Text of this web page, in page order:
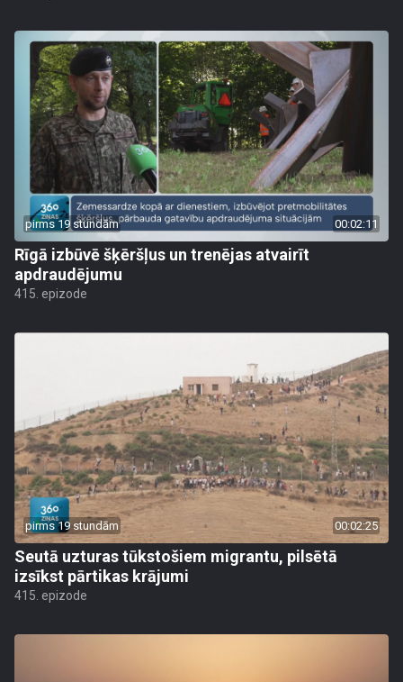
pirms 19 stundām 00:02:11
Rīgā izbūvē šķēršļus un trenējas atvairīt
apdraudējumu
415. epizode
pirms 19 stundām 00:02:25
Seutā uzturas tūkstošiem migrantu, pilsētā
izsīkst pārtikas krājumi
415. epizode